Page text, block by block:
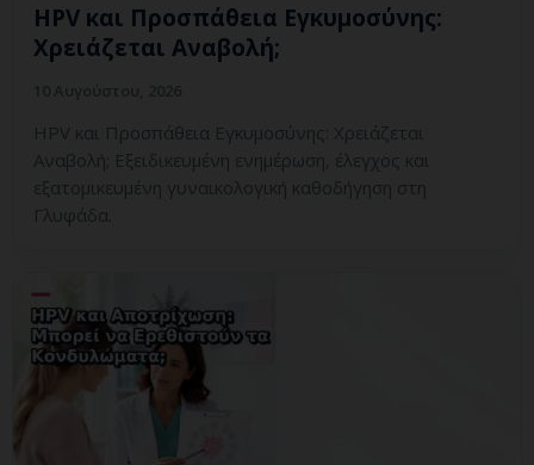
HPV και Προσπάθεια Εγκυμοσύνης:
Χρειάζεται Αναβολή;
HPV και Προσπάθεια Εγκυμοσύνης: Χρειάζεται
Αναβολή; Εξειδικευμένη ενημέρωση, έλεγχος και
εξατομικευμένη γυναικολογική καθοδήγηση στη
Γλυφάδα.